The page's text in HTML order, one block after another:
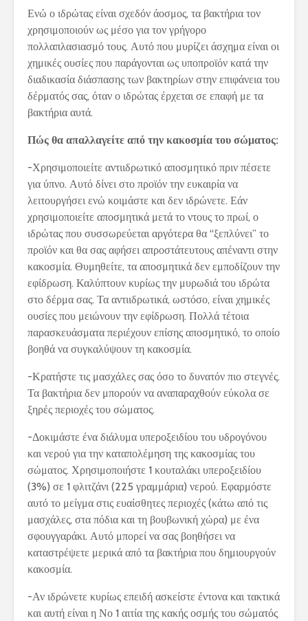
Ενώ ο ιδρώτας είναι σχεδόν άοσμος, τα βακτήρια τον
χρησιμοποιούν ως μέσο για τον γρήγορο
πολλαπλασιασμό τους. Αυτό που μυρίζει άσχημα είναι οι
χημικές ουσίες που παράγονται ως υποπροϊόν κατά την
διαδικασία διάσπασης των βακτηρίων στην επιφάνεια του
δέρματός σας, όταν ο ιδρώτας έρχεται σε επαφή με τα
βακτήρια αυτά.
Πώς θα απαλλαγείτε από την κακοσμία του σώματος:
-Χρησιμοποιείτε αντιιδρωτικό αποσμητικό πριν πέσετε
για ύπνο. Αυτό δίνει στο προϊόν την ευκαιρία να
λειτουργήσει ενώ κοιμάστε και δεν ιδρώνετε. Εάν
χρησιμοποιείτε αποσμητικά μετά το ντους το πρωί, ο
ιδρώτας που συσσωρεύεται αργότερα θα “ξεπλύνει” το
προϊόν και θα σας αφήσει απροστάτευτους απέναντι στην
κακοσμία. Θυμηθείτε, τα αποσμητικά δεν εμποδίζουν την
εφίδρωση. Καλύπτουν κυρίως την μυρωδιά του ιδρώτα
στο δέρμα σας. Τα αντιιδρωτικά, ωστόσο, είναι χημικές
ουσίες που μειώνουν την εφίδρωση. Πολλά τέτοια
παρασκευάσματα περιέχουν επίσης αποσμητικό, το οποίο
βοηθά να συγκαλύψουν τη κακοσμία.
-Κρατήστε τις μασχάλες σας όσο το δυνατόν πιο στεγνές.
Τα βακτήρια δεν μπορούν να αναπαραχθούν εύκολα σε
ξηρές περιοχές του σώματος.
-Δοκιμάστε ένα διάλυμα υπεροξειδίου του υδρογόνου
και νερού για την καταπολέμηση της κακοσμίας του
σώματος. Χρησιμοποιήστε 1 κουταλάκι υπεροξειδίου
(3%) σε 1 φλιτζάνι (225 γραμμάρια) νερού. Εφαρμόστε
αυτό το μείγμα στις ευαίσθητες περιοχές (κάτω από τις
μασχάλες, στα πόδια και τη βουβωνική χώρα) με ένα
σφουγγαράκι. Αυτό μπορεί να σας βοηθήσει να
καταστρέψετε μερικά από τα βακτήρια που δημιουργούν
κακοσμία.
-Αν ιδρώνετε κυρίως επειδή ασκείστε έντονα και τακτικά
και αυτή είναι η Νο 1 αιτία της κακής οσμής του σώματός